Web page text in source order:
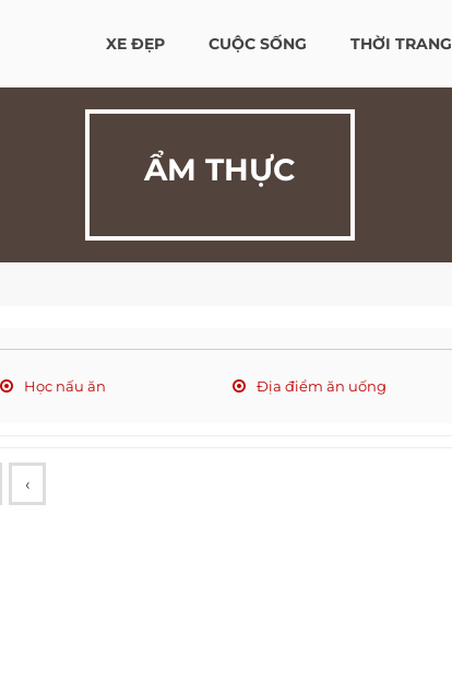
XE ĐẸP CUỘC SỐNG THỜI TRANG
ẨM THỰC
Học nấu ăn Địa điểm ăn uống
‹